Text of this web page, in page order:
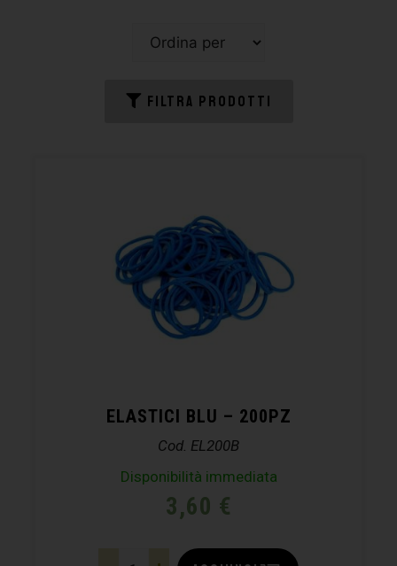
FILTRA PRODOTTI
ELASTICI BLU – 200PZ
Cod. EL200B
Disponibilità immediata
3,60 €